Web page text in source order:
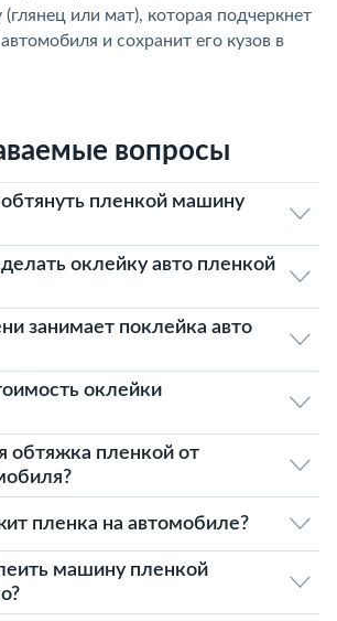
или мат), которая подчеркнет
и сохранит его кузов в
вопросы
пленкой машину
оклейку авто пленкой
занимает поклейка авто
оклейки
обтяжка пленкой от
пленка на автомобиле?
машину пленкой